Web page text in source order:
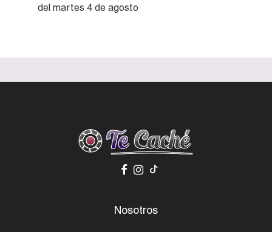
del martes 4 de agosto
Nosotros